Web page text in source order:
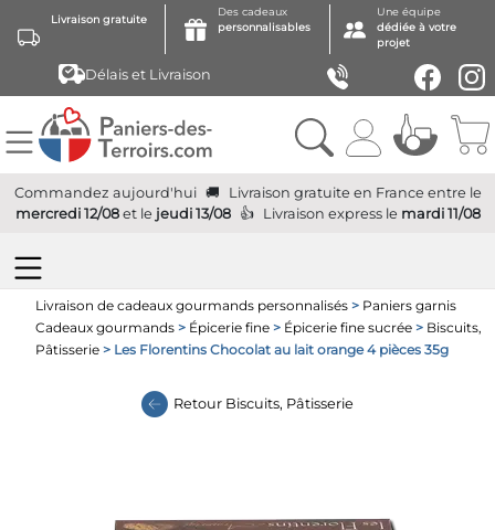
Livraison gratuite
Des cadeaux
personnalisables
Une équipe
dédiée à votre
projet
Délais et Livraison
Commandez aujourd'hui Livraison gratuite en France entre le
mercredi 12/08et le jeudi 13/08 Livraison expressle mardi 11/08
Livraison de cadeaux gourmands personnalisés > Paniers garnis
Cadeaux gourmands > Épicerie fine > Épicerie fine sucrée > Biscuits,
Pâtisserie > Les Florentins Chocolat au lait orange 4 pièces 35g
Retour Biscuits, Pâtisserie